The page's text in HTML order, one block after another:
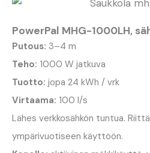
PowerPal MHG-1000LH,
Putous: 3–4 m
Teho: 1000 W jatkuva
Tuotto: jopa 24 kWh / vrk
Virtaama: 100 l/s
Lähes verkkosähkön tuntua.
ympärivuotiseen käyttöön.